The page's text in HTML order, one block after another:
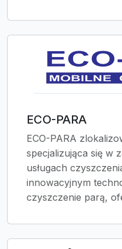
ECO-PARA
ECO-PARA
specjalizująca się w
usługach
innowacyjnym
czyszczenie parą,